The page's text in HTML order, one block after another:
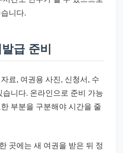
니다.
급 준비
료, 여권용 사진, 신청서, 수
니다. 온라인으로 준비 가능
부분을 구분해야 시간을 줄
곳에는 새 여권을 받은 뒤 정